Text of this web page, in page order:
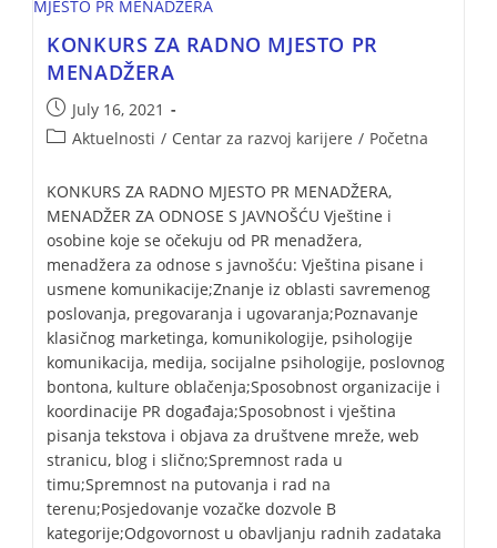
KONKURS ZA RADNO MJESTO PR
MENADŽERA
July 16, 2021
Aktuelnosti / Centar za razvoj karijere / Početna
KONKURS ZA RADNO MJESTO PR MENADŽERA,
MENADŽER ZA ODNOSE S JAVNOŠĆU Vještine i
osobine koje se očekuju od PR menadžera,
menadžera za odnose s javnošću: Vještina pisane i
usmene komunikacije;Znanje iz oblasti savremenog
poslovanja, pregovaranja i ugovaranja;Poznavanje
klasičnog marketinga, komunikologije, psihologije
komunikacija, medija, socijalne psihologije, poslovnog
bontona, kulture oblačenja;Sposobnost organizacije i
koordinacije PR događaja;Sposobnost i vještina
pisanja tekstova i objava za društvene mreže, web
stranicu, blog i slično;Spremnost rada u
timu;Spremnost na putovanja i rad na
terenu;Posjedovanje vozačke dozvole B
kategorije;Odgovornost u obavljanju radnih zadataka